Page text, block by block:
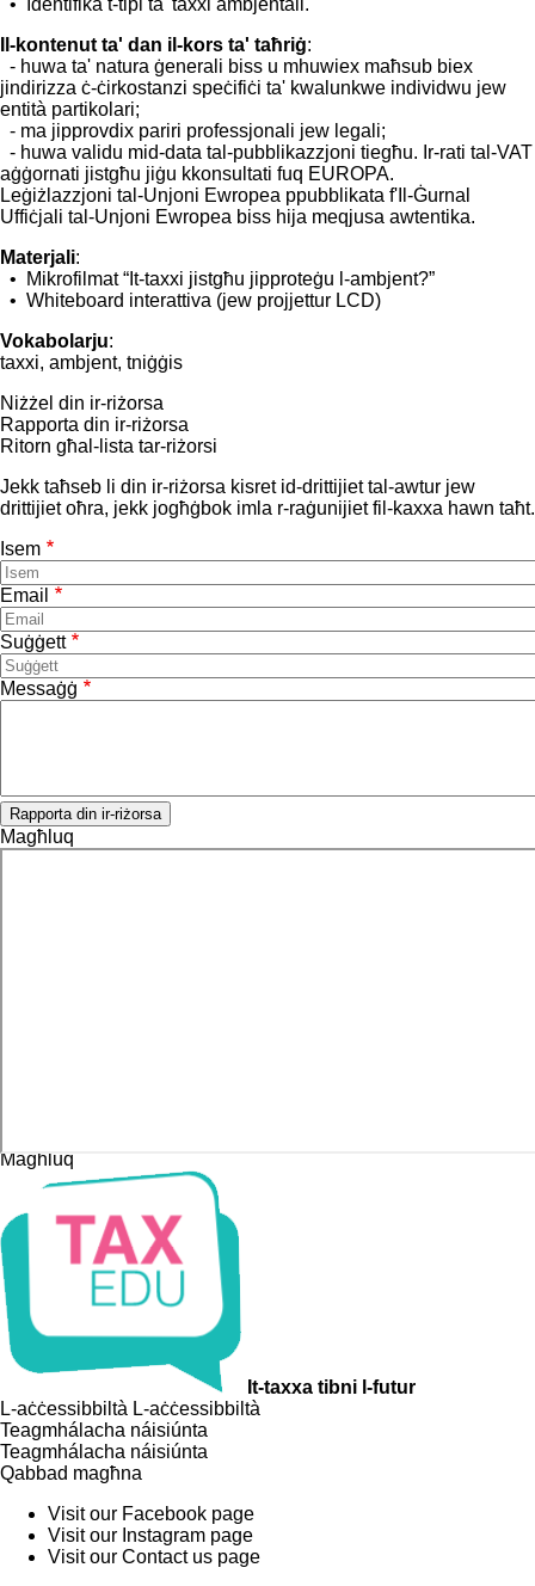
Il-kontenut ta' dan il-kors ta' taħriġ:
- huwa ta' natura ġenerali biss u mhuwiex maħsub biex
jindirizza ċ-ċirkostanzi speċifiċi ta' kwalunkwe individwu jew
entità partikolari;
- ma jipprovdix pariri professjonali jew legali;
- huwa validu mid-data tal-pubblikazzjoni tiegħu. Ir-rati tal-VAT
aġġornati jistgħu jiġu kkonsultati fuq EUROPA.
Leġiżlazzjoni tal-Unjoni Ewropea ppubblikata f'Il-Ġurnal
Uffiċjali tal-Unjoni Ewropea biss hija meqjusa awtentika.
Materjali:
• Mikrofilmat “It-taxxi jistgħu jipproteġu l-ambjent?”
• Whiteboard interattiva (jew projjettur LCD)
Vokabolarju:
taxxi, ambjent, tniġġis
Niżżel din ir-riżorsa
Rapporta din ir-riżorsa
Ritorn għal-lista tar-riżorsi
Jekk taħseb li din ir-riżorsa kisret id-drittijiet tal-awtur jew
drittijiet oħra, jekk jogħġbok imla r-raġunijiet fil-kaxxa hawn taħt.
Isem
Email
Suġġett
Messaġġ
Rapporta din ir-riżorsa
Magħluq
Magħluq
It-taxxa tibni l-futur
L-aċċessibbiltà L-aċċessibbiltà
Teagmhálacha náisiúnta
Teagmhálacha náisiúnta
Qabbad magħna
Visit our Facebook page
Visit our Instagram page
Visit our Contact us page